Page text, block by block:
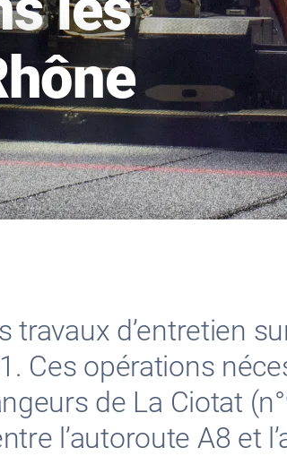
d’entretien
Ces opérations
de La Ciotat
l’autoroute A8 et